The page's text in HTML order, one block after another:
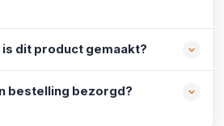
dit product gemaakt?
bestelling bezorgd?